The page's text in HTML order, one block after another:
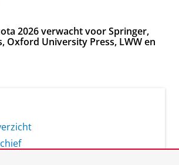
2026 verwacht voor Springer,
Oxford University Press, LWW en